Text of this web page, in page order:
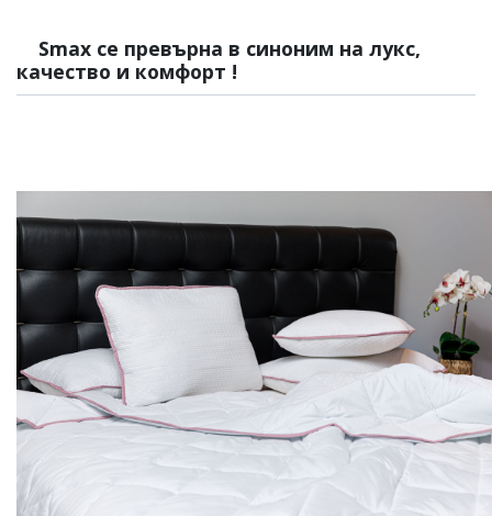
Smax се превърна в синоним на лукс,
качество и комфорт !